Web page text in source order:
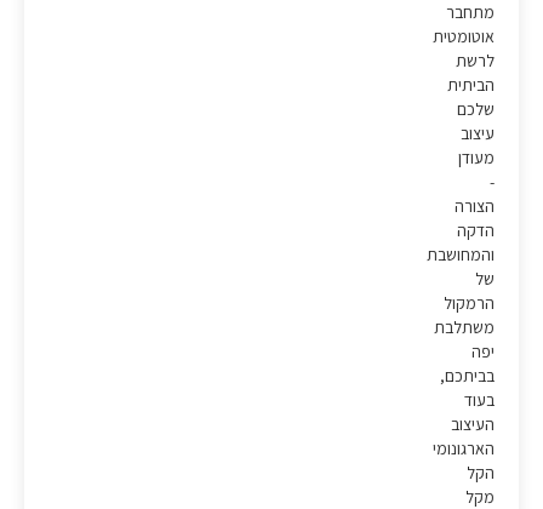
מתחבר
אוטומטית
לרשת
הביתית
שלכם
עיצוב
מעודן
-
הצורה
הדקה
והמחושבת
של
הרמקול
משתלבת
יפה
בביתכם,
בעוד
העיצוב
הארגונומי
הקל
מקל